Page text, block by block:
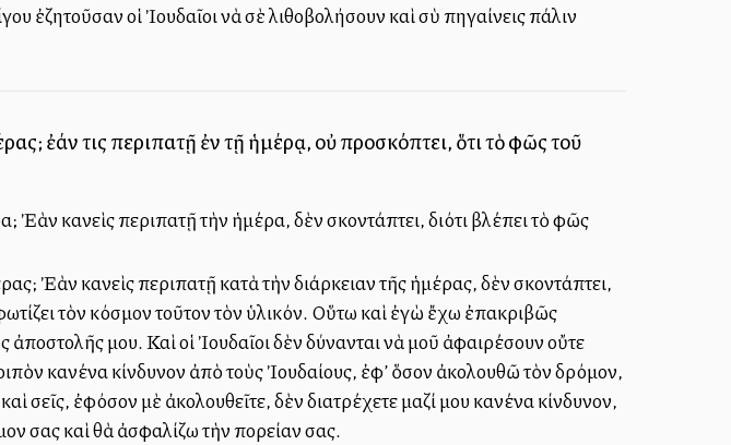
ἐζητοῦσαν οἱ Ἰουδαῖοι νὰ σὲ λιθοβολήσουν καὶ σὺ πηγαίνεις πάλιν
ἐάν τις περιπατῇ ἐν τῇ ἡμέρᾳ, οὐ προσκόπτει, ὅτι τὸ φῶς τοῦ
κανεὶς περιπατῇ τὴν ἡμέρα, δὲν σκοντάπτει, διότι βλέπει τὸ φῶς
Ἐὰν κανεὶς περιπατῇ κατὰ τὴν διάρκειαν τῆς ἡμέρας, δὲν σκοντάπτει,
τὸν κόσμον τοῦτον τὸν ὑλικόν. Οὕτω καὶ ἐγὼ ἔχω ἐπακριβῶς
μου. Καὶ οἱ Ἰουδαῖοι δὲν δύνανται νὰ μοῦ ἀφαιρέσουν οὔτε
κανένα κίνδυνον ἀπὸ τοὺς Ἰουδαίους, ἐφ’ ὅσον ἀκολουθῶ τὸν δρόμον,
σεῖς, ἐφόσον μὲ ἀκολουθεῖτε, δὲν διατρέχετε μαζί μου κανένα κίνδυνον,
σας καὶ θὰ ἀσφαλίζω τὴν πορείαν σας.